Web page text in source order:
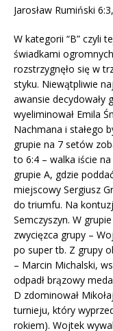
Jarosław Rumiński
W kategorii “B” czyli
świadkami
rozstrzygnęło się w
styku. Niewątpliwie
awansie decydowały
wyeliminował Emila
Nachmana i stałego
grupie na 7 setów
to 6:4 – walka iście
grupie A, gdzie
miejscowy Sergiusz
do triumfu. Na
Semczyszyn. W
zwycięzca grupy –
po super tb. Z grupy
– Marcin Michalski,
odpadł brązowy
D zdominował
turnieju, który
rokiem). Wojtek